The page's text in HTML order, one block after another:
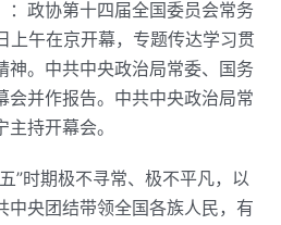
：政协第十四届全国委员会常务
上午在京开幕，专题传达学习贯
神。中共中央政治局常委、国务
会并作报告。中共中央政治局常
持开幕会。
”时期极不寻常、极不平凡，以
中央团结带领全国各族人民，有